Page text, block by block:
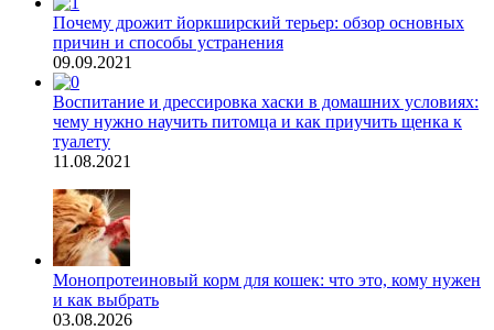
Почему дрожит йоркширский терьер: обзор основных
причин и способы устранения
09.09.2021
Воспитание и дрессировка хаски в домашних условиях:
чему нужно научить питомца и как приучить щенка к
туалету
11.08.2021
Монопротеиновый корм для кошек: что это, кому нужен
и как выбрать
03.08.2026